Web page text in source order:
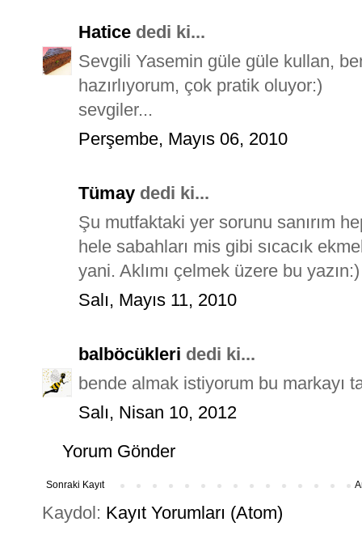
Hatice dedi ki...
Sevgili Yasemin güle güle kullan,
hazırlıyorum, çok pratik oluyor:)
sevgiler...
Perşembe, Mayıs 06, 2010
Tümay dedi ki...
Şu mutfaktaki yer sorunu sanırım
hele sabahları mis gibi sıcacık
yani. Aklımı çelmek üzere bu
Salı, Mayıs 11, 2010
balböcükleri dedi ki...
bende almak istiyorum bu markayı
Salı, Nisan 10, 2012
Yorum Gönder
Sonraki Kayıt
Kaydol: Kayıt Yorumları (Atom)